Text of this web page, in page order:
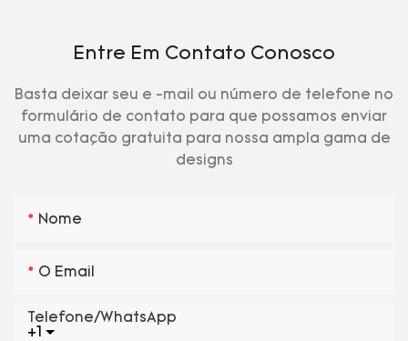
Entre Em Contato Conosco
Basta deixar seu e -mail ou número de telefone no
formulário de contato para que possamos enviar
uma cotação gratuita para nossa ampla gama de
designs
Nome
O Email
+1
Telefone/WhatsApp